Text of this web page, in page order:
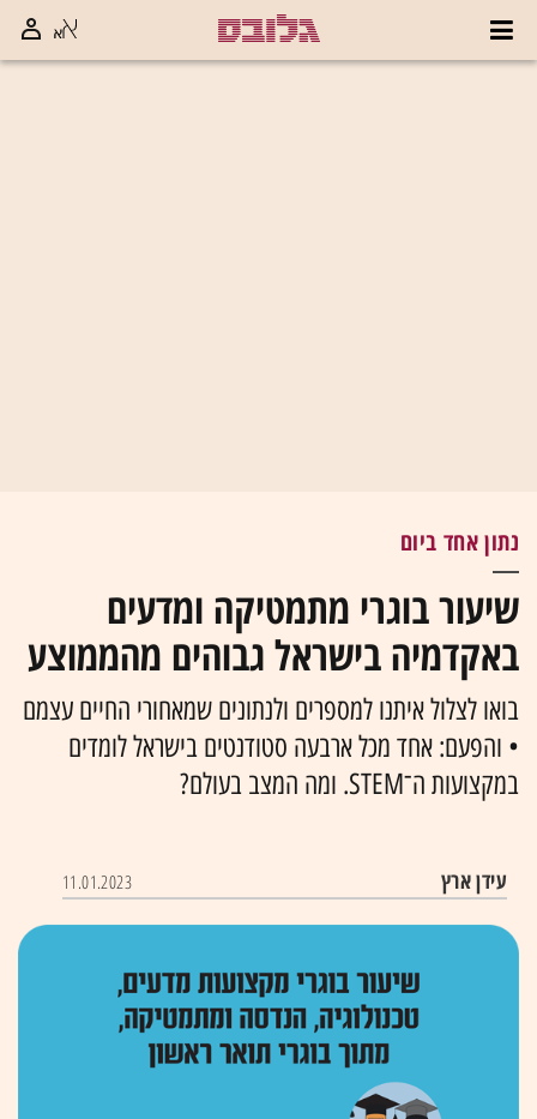
נתון אחד ביום
שיעור בוגרי מתמטיקה ומדעים
באקדמיה בישראל גבוהים מהממוצע
בואו לצלול איתנו למספרים ולנתונים שמאחורי החיים עצמם
• והפעם: אחד מכל ארבעה סטודנטים בישראל לומדים
במקצועות ה־STEM. ומה המצב בעולם?
עידן ארץ 11.01.2023